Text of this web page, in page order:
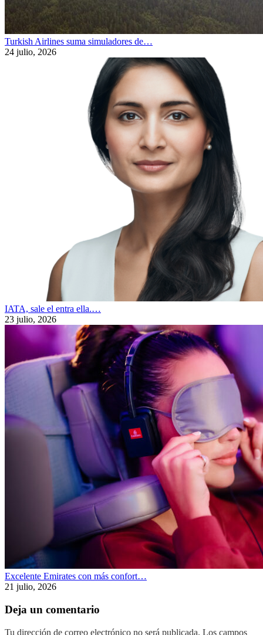
Turkish Airlines suma simuladores de…
24 julio, 2026
IATA, sale el entra ella.…
23 julio, 2026
Excelente Emirates con más confort…
21 julio, 2026
Deja un comentario
Tu dirección de correo electrónico no será publicada. Los campos